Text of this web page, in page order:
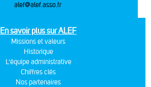
alef@alef.asso.fr
En savoir plus sur ALEF
Missions et valeurs
Historique
L'équipe administrative
Chiffres clés
Nos partenaires